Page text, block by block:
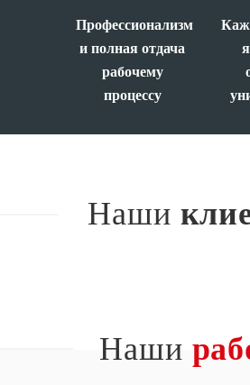
Профессионализм
и полная отдача
рабочему
процессу
Наши
Наши